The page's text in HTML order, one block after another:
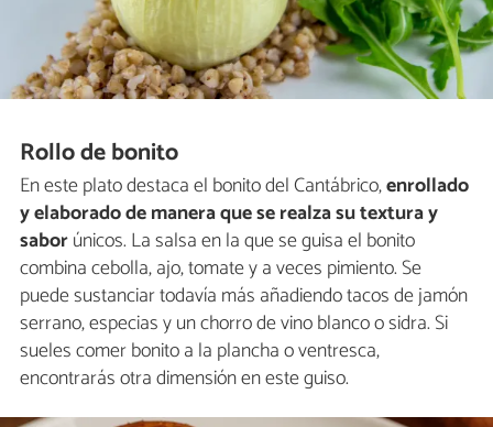
Rollo de bonito
En este plato destaca el bonito del Cantábrico,enrollado
y elaborado de manera que se realza su textura y
saborúnicos. La salsa en la que se guisa el bonito
combina cebolla, ajo, tomate y a veces pimiento. Se
puede sustanciar todavía más añadiendo tacos de jamón
serrano, especias y un chorro de vino blanco o sidra. Si
sueles comer bonito a la plancha o ventresca,
encontrarás otra dimensión en este guiso.